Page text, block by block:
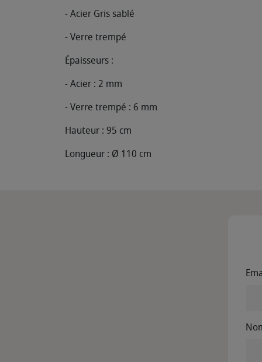
- Acier Gris sablé
- Verre trempé
Épaisseurs :
- Acier : 2 mm
- Verre trempé : 6 mm
Hauteur : 95 cm
Longueur : Ø 110 cm